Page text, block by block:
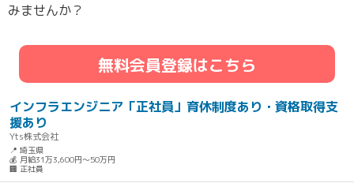
みませんか？
無料会員登録はこちら
インフラエンジニア「正社員」育休制度あり・資格取得支
援あり
Yts株式会社
📍 埼玉県
💰 月給31万3,600円～50万円
🏢 正社員